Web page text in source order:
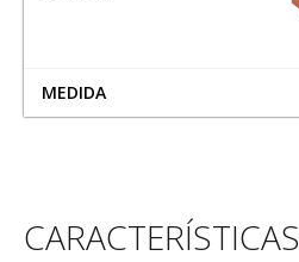
CARACTERÍSTICAS